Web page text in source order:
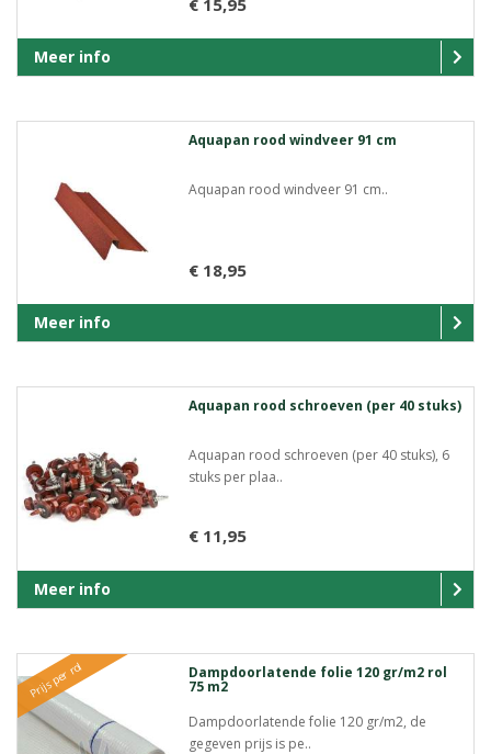
Meer info
Aquapan rood windveer 91 cm
Aquapan rood windveer 91 cm..
€ 18,95
Meer info
Aquapan rood schroeven (per 40 stuks)
Aquapan rood schroeven (per 40 stuks), 6
stuks per plaa..
€ 11,95
Meer info
Prijs per rol Dampdoorlatende folie 120 gr/m2 rol
75 m2
Dampdoorlatende folie 120 gr/m2, de
gegeven prijs is pe..